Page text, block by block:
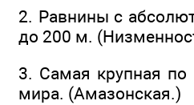
2. Равнины с
до 200 м.
3. Самая крупная
мира. (Амазонская.)